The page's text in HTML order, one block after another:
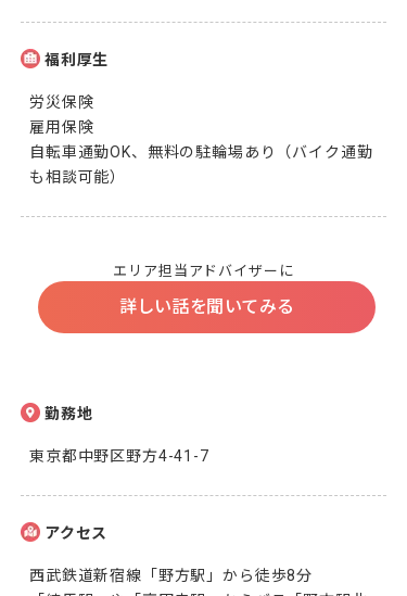
福利厚生
労災保険
雇用保険
自転車通勤OK、無料の駐輪場あり（バイク通勤
も相談可能）
エリア担当アドバイザーに
詳しい話を聞いてみる
勤務地
東京都中野区野方4-41-7
アクセス
西武鉄道新宿線「野方駅」から徒歩8分